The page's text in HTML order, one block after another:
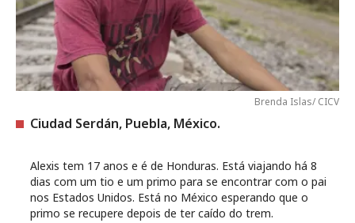
Brenda Islas/ CICV
Ciudad Serdán, Puebla, México.
Alexis tem 17 anos e é de Honduras. Está viajando há 8
dias com um tio e um primo para se encontrar com o pai
nos Estados Unidos. Está no México esperando que o
primo se recupere depois de ter caído do trem.